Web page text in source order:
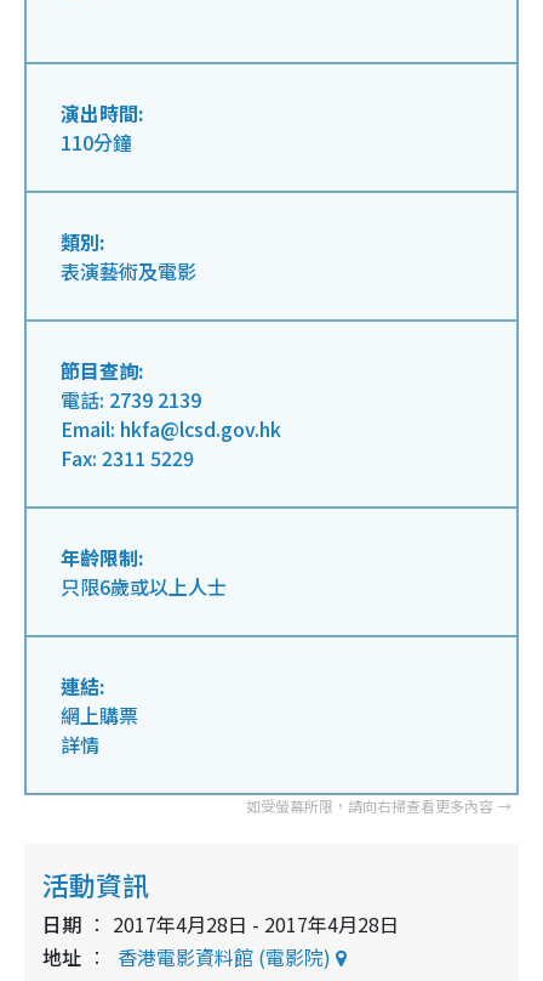
演出時間:
110分鐘
類別:
表演藝術及電影
節目查詢:
電話: 2739 2139
Email: hkfa@lcsd.gov.hk
Fax: 2311 5229
年齡限制:
只限6歲或以上人士
連結:
網上購票
詳情
活動資訊
日期
2017年4月28日 - 2017年4月28日
地址
香港電影資料館 (電影院)